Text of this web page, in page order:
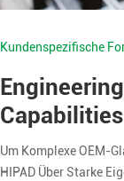
Kundenspezifische
Capabilities
Um Komplexe OEM-
HIPAD Über Starke